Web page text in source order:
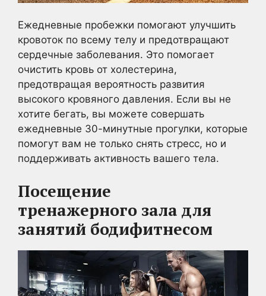
Ежедневные пробежки помогают улучшить
кровоток по всему телу и предотвращают
сердечные заболевания. Это помогает
очистить кровь от холестерина,
предотвращая вероятность развития
высокого кровяного давления. Если вы не
хотите бегать, вы можете совершать
ежедневные 30-минутные прогулки, которые
помогут вам не только снять стресс, но и
поддерживать активность вашего тела.
Посещение
тренажерного зала для
занятий бодифитнесом